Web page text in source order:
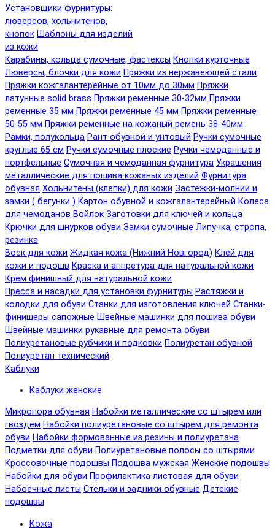
Установщики фурнитуры:
люверсов, хольнитенов,
кнопок Шаблоны для изделий
из кожи
Карабины, кольца сумочные, фастексы Кнопки курточные
Люверсы, блочки для кожи Пряжки из нержавеющей стали
Пряжки кожгалантерейные от 10мм до 30мм Пряжки
латунные solid brass Пряжки ременные 30-32мм Пряжки
ременные 35 мм Пряжки ременные 45 мм Пряжки ременные
50-55 мм Пряжки ременные на кожаный ремень 38-40мм
Рамки, полукольца Рант обувной и унтовый Ручки сумочные
круглые 65 см Ручки сумочные плоские Ручки чемоданные и
портфельные Сумочная и чемоданная фурнитура Украшения
металлические для пошива кожаных изделий Фурнитура
обувная Хольнитены (клепки) для кожи Застежки-молнии и
замки ( бегунки ) Картон обувной и кожгалантерейный Колеса
для чемоданов Войлок Заготовки для ключей и кольца
Крючки для шнурков обуви Замки сумочные Липучка, стропа,
резинка
Воск для кожи Жидкая кожа (Нижний Новгород) Клей для
кожи и подошв Краска и аппретура для натуральной кожи
Крем финишный для натуральной кожи
Пресса и насадки для установки фурнитуры Растяжки и
колодки для обуви Станки для изготовления ключей Станки-
финишеры сапожные Швейные машинки для пошива обуви
Швейные машинки рукавные для ремонта обуви
Полиуретановые рубчики и подковки Полиуретан обувной
Полиуретан технический
Каблуки
Каблуки женские
Микропора обувная Набойки металлические со штырем или
гвоздем Набойки полиуретановые со штырем для ремонта
обуви Набойки формованные из резины и полиуретана
Подметки для обуви Полиуретановые полосы со штырями
Кроссовочные подошвы Подошва мужская Женские подошвы
Набойки для обуви Профилактика листовая для обуви
Набоечные листы Стельки и задники обувные Детские
подошвы
Кожа